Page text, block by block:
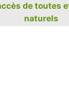
de toutes
naturels